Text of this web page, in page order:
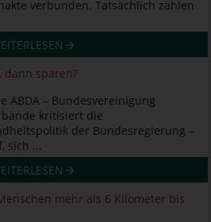
verbunden. Tatsächlich zählen
dann sparen?
ABDA – Bundesvereinigung
kritisiert die
der Bundesregierung –
sich ...
mehr als 6 Kilometer bis